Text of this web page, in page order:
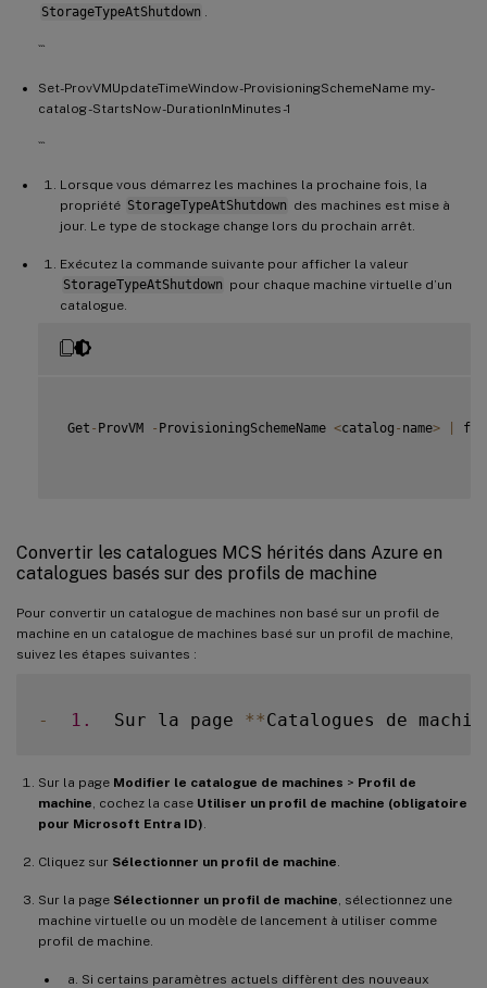
StorageTypeAtShutdown
```
Set-ProvVMUpdateTimeWindow -ProvisioningSchemeName my-
catalog -StartsNow -DurationInMinutes -1
```
Lorsque vous démarrez les machines la prochaine fois, la
propriété StorageTypeAtShutdown des machines est mise à
jour. Le type de stockage change lors du prochain arrêt.
Exécutez la commande suivante pour afficher la valeur
StorageTypeAtShutdown pour chaque machine virtuelle d’un
catalogue.
Get - ProvVM - ProvisioningSchemeName <catalog - name>
Convertir les catalogues MCS hérités dans Azure en
catalogues basés sur des profils de machine
Pour convertir un catalogue de machines non basé sur un profil de
machine en un catalogue de machines basé sur un profil de machine,
suivez les étapes suivantes :
- 1.
  Sur la page
**Catalogues de
Sur la page Modifier le catalogue de machines > Profil de
machine , cochez la case Utiliser un profil de machine (obligatoire
pour Microsoft Entra ID)
Cliquez sur Sélectionner un profil de machine
Sur la page Sélectionner un profil de machine , sélectionnez une
machine virtuelle ou un modèle de lancement à utiliser comme
profil de machine.
Si certains paramètres actuels diffèrent des nouveaux